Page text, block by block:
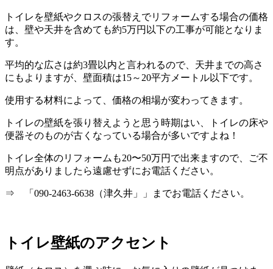
トイレを壁紙やクロスの張替えでリフォームする場合の価格
は、壁や天井を含めても約5万円以下の工事が可能となりま
す。
平均的な広さは約3畳以内と言われるので、天井までの高さ
にもよりますが、壁面積は15～20平方メートル以下です。
使用する材料によって、価格の相場が変わってきます。
トイレの壁紙を張り替えようと思う時期はい、トイレの床や
便器そのものが古くなっている場合が多いですよね！
トイレ全体のリフォームも20〜50万円で出来ますので、ご不
明点がありましたら遠慮せずにお電話ください。
⇒ 「090-2463-6638（津久井」」までお電話ください。
トイレ壁紙のアクセント